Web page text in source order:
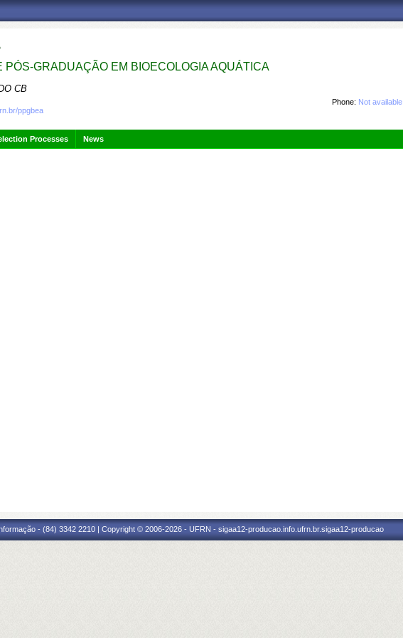
PÓS-GRADUAÇÃO EM BIOECOLOGIA AQUÁTICA
CB
Phone: Not available
ppgbea
Processes News
- (84) 3342 2210 | Copyright © 2006-2026 - UFRN - sigaa12-producao.info.ufrn.br.sigaa12-producao